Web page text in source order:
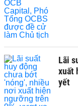
Lãi
xuất
yết